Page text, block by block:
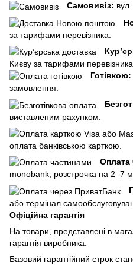
Самовивіз:
за тарифами перевізника.
Києву за тарифами перевізника.
Готівкою:
замовлення.
виставленим рахунком.
оплата банківською карткою.
Оплата
monobank, розстрочка на 2–7
або термінал
Офіційна гарантія
На товари, представлені в
гарантія виробника.
Базовий гарантійний строк